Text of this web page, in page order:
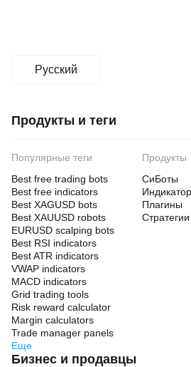
Русский
Продукты и теги
Популярные теги
Best free trading bots
Best free indicators
Best XAGUSD bots
Best XAUUSD robots
EURUSD scalping bots
Best RSI indicators
Best ATR indicators
VWAP indicators
MACD indicators
Grid trading tools
Risk reward calculator
Margin calculators
Trade manager panels
Еще
Продукты
СиБоты
Плагины
Бизнес и продавцы